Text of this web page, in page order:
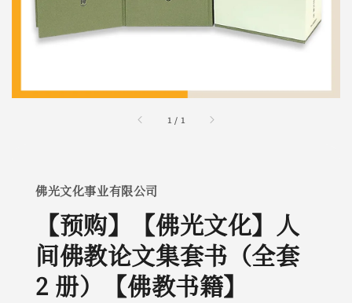
1 / 1
佛光文化事业有限公司
【预购】【佛光文化】人
间佛教论文集套书（全套
2 册）【佛教书籍】